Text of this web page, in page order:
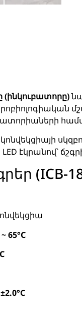
(ինկուբատորը)
էկրանով՝
(ICB-18
65°C
±2.0°C